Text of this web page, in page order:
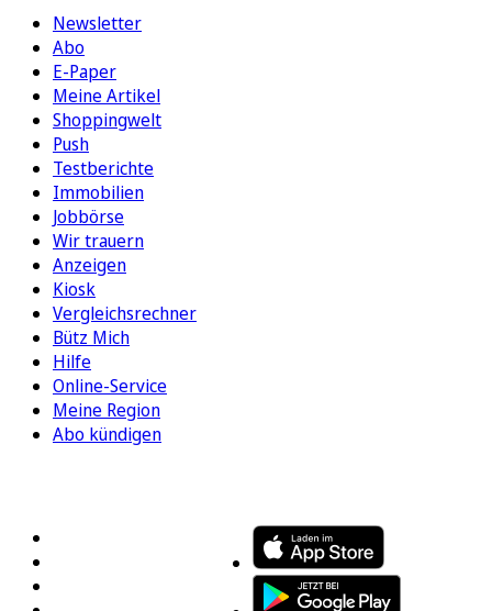
Newsletter
Abo
E-Paper
Meine Artikel
Shoppingwelt
Push
Testberichte
Immobilien
Jobbörse
Wir trauern
Anzeigen
Kiosk
Vergleichsrechner
Bütz Mich
Hilfe
Online-Service
Meine Region
Abo kündigen